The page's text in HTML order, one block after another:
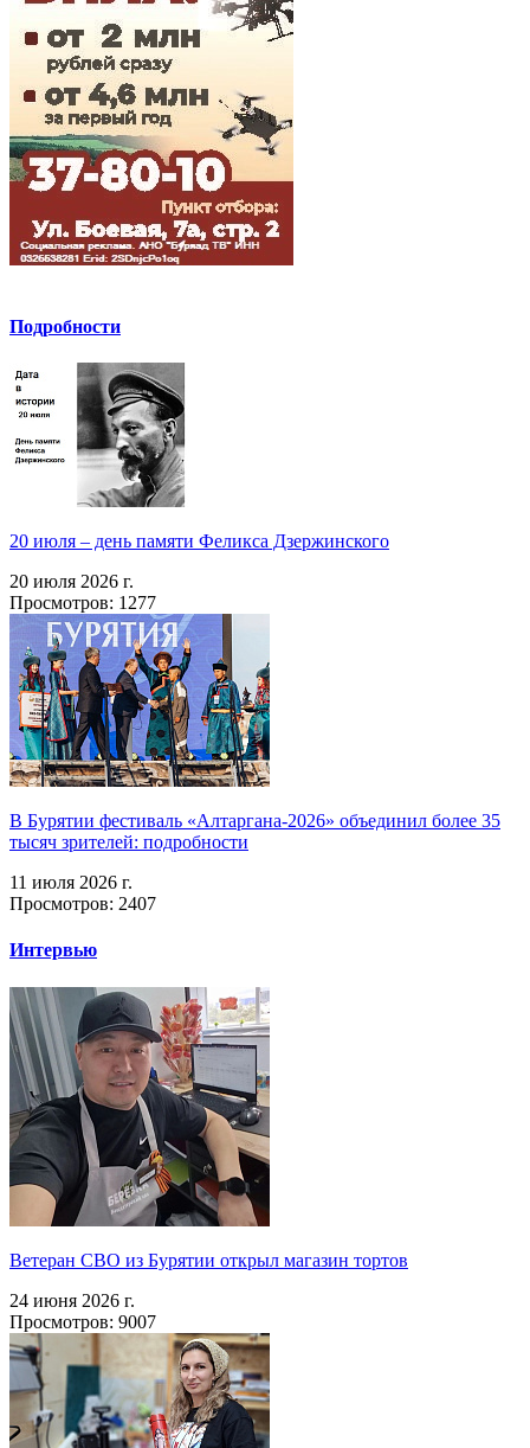
Подробности
20 июля – день памяти Феликса Дзержинского
20 июля 2026 г.
Просмотров: 1277
В Бурятии фестиваль «Алтаргана-2026» объединил более 35
тысяч зрителей: подробности
11 июля 2026 г.
Просмотров: 2407
Интервью
Ветеран СВО из Бурятии открыл магазин тортов
24 июня 2026 г.
Просмотров: 9007